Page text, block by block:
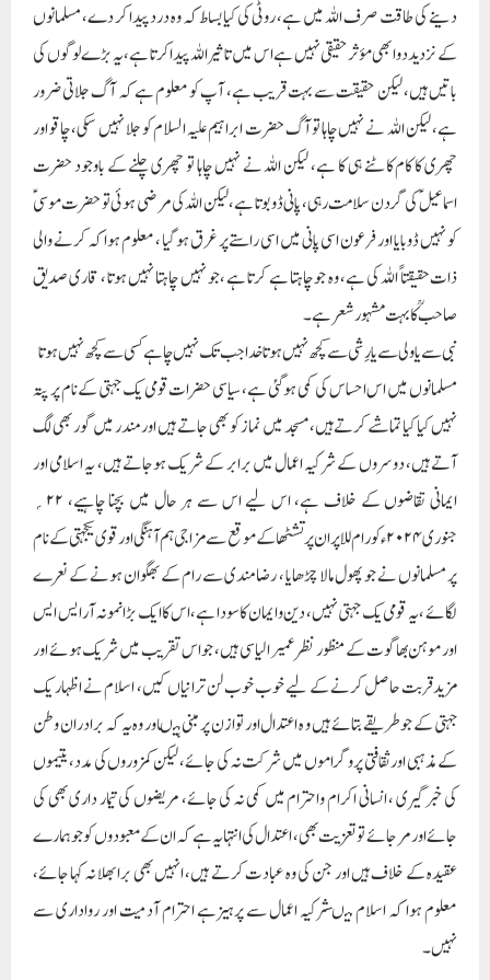
دینے کی طاقت صرف اللہ میں ہے، روٹی کی کیا بساط کہ وہ درد پیدا کر دے، مسلمانوں
کے نزدید دوا بھی مؤثر حقیقی نہیں ہے اس میں تاثیر اللہ پیدا کرتا ہے، یہ بڑے لوگوں کی
باتیں ہیں، لیکن حقیقت سے بہت قریب ہے، آپ کو معلوم ہے کہ آگ جلاتی ضرور
ہے، لیکن اللہ نے نہیں چاہا تو آگ حضرت ابراہیم علیہ السلام کو جلا نہیں سکی، چاقو اور
چھری کا کام کاٹنے ہی کا ہے، لیکن اللہ نے نہیں چاہا تو چھری چلنے کے باوجود حضرت
اسماعیل ؑ کی گردن سلامت رہی ، پانی ڈوبوتا ہے، لیکن اللہ کی مرضی ہوئی تو حضرت موسیؑ
کو نہیں ڈوبایا اور فرعون اسی پانی میں اسی راستے پر غرق ہو گیا ، معلوم ہوا کہ کرنے والی
ذات حقیقتاً اللہ کی ہے، وہ جو چاہتا ہے کرتا ہے ،جو نہیں چاہتا نہیں ہوتا ، قاری صدیق
صاحب ؒ کا بہت مشہور شعر ہے۔
نبی سے یاولی سے یا رِشی سے کچھ نہیں ہوتا خدا جب تک نہیں چاہے کسی سے کچھ نہیں ہوتا
مسلمانوں میں اس احساس کی کمی ہو گئی ہے، سیاسی حضرات قومی یک جہتی کے نام پر پتہ
نہیں کیا کیا تماشے کرتے ہیں، مسجد میں نماز کو بھی جاتے ہیں اور مندر میں گور بھی لگ
آتے ہیں، دوسروں کے شرکیہ اعمال میں برابر کے شریک ہوجاتے ہیں، یہ اسلامی اور
ایمانی تقاضوں کے خلاف ہے، اس لیے اس سے ہر حال میں بچنا چاہیے، ۲۲؍
جنوری ۲۰۲۴ء کو رام للا پران پرتشٹھا کے موقع سے مزاجی ہم آہنگی اور قوی یکجہتی کے نام
پر مسلمانوں نے جو پھول مالا چڑھایا ، رضامندی سے رام کے بھگوان ہونے کے نعرے
لگائے ، یہ قومی یک جہتی نہیں، دین وایمان کا سودا ہے، اس کا ایک بڑا نمونہ آر ایس ایس
اور موہن بھاگوت کے منظور نظر عمیر الیاسی ہیں، جو اس تقریب میں شریک ہوئے اور
مزیدقربت حاصل کرنے کے لیے خوب خوب لن ترانیاں کیں، اسلام نے اظہار یک
جہتی کے جو طریقے بتائے ہیں و ہ اعتدال اور توازن پر مبنی ہیںاور وہ یہ کہ برادران وطن
کے مذہبی اور ثقافتی پروگراموں میں شرکت نہ کی جائے، لیکن کمزوروں کی مدد، یتیموں
کی خبر گیری ، انسانی اکرام واحترام میں کمی نہ کی جائے، مریضوں کی تیمار داری بھی کی
جائے اور مرجائے تو تعزیت بھی ، اعتدال کی انتہا یہ ہے کہ ان کے معبودوں کو جو ہمارے
عقیدہ کے خلاف ہیں اور جن کی وہ عبادت کرتے ہیں، انہیں بھی برا بھلا نہ کہا جائے،
معلوم ہوا کہ اسلام میںشرکیہ اعمال سے پرہیزہے احترام آدمیت اور رواداری سے
نہیں۔